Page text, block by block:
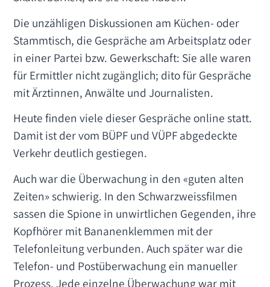
Die unzähligen Diskussionen am Küchen- oder
Stammtisch, die Gespräche am Arbeitsplatz oder
in einer Partei bzw. Gewerkschaft: Sie alle waren
für Ermittler nicht zugänglich; dito für Gespräche
mit Ärztinnen, Anwälte und Journalisten.
Heute finden viele dieser Gespräche online statt.
Damit ist der vom BÜPF und VÜPF abgedeckte
Verkehr deutlich gestiegen.
Auch war die Überwachung in den «guten alten
Zeiten» schwierig. In den Schwarzweissfilmen
sassen die Spione in unwirtlichen Gegenden, ihre
Kopfhörer mit Bananenklemmen mit der
Telefonleitung verbunden. Auch später war die
Telefon- und Postüberwachung ein manueller
Prozess. Jede einzelne Überwachung war mit